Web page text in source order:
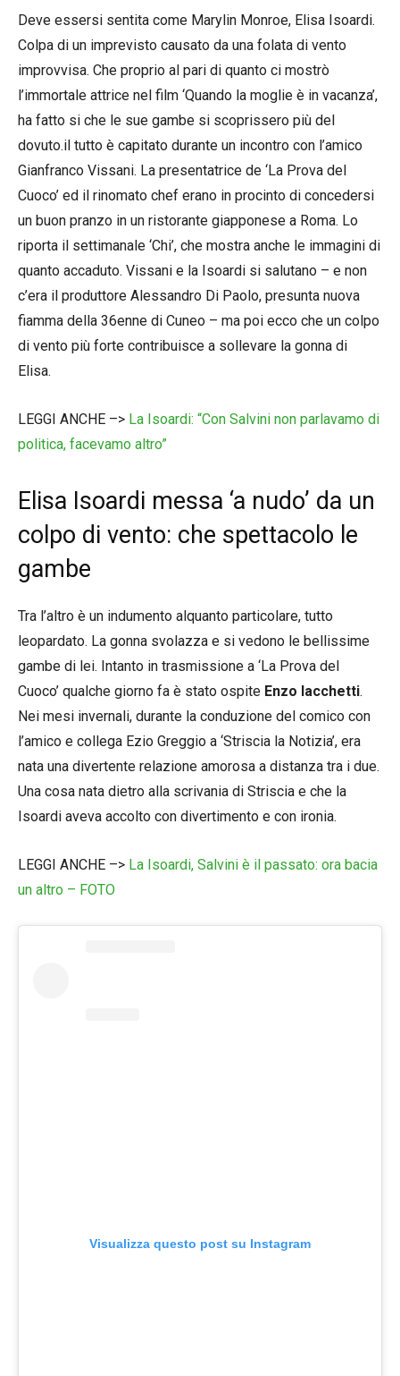
Deve essersi sentita come Marylin Monroe, Elisa Isoardi.
Colpa di un imprevisto causato da una folata di vento
improvvisa. Che proprio al pari di quanto ci mostrò
l’immortale attrice nel film ‘Quando la moglie è in vacanza’,
ha fatto si che le sue gambe si scoprissero più del
dovuto.il tutto è capitato durante un incontro con l’amico
Gianfranco Vissani. La presentatrice de ‘La Prova del
Cuoco’ ed il rinomato chef erano in procinto di concedersi
un buon pranzo in un ristorante giapponese a Roma. Lo
riporta il settimanale ‘Chi’, che mostra anche le immagini di
quanto accaduto. Vissani e la Isoardi si salutano – e non
c’era il produttore Alessandro Di Paolo, presunta nuova
fiamma della 36enne di Cuneo – ma poi ecco che un colpo
di vento più forte contribuisce a sollevare la gonna di
Elisa.
LEGGI ANCHE –> La Isoardi: “Con Salvini non parlavamo di
politica, facevamo altro”
Elisa Isoardi messa ‘a nudo’ da un
colpo di vento: che spettacolo le
gambe
Tra l’altro è un indumento alquanto particolare, tutto
leopardato. La gonna svolazza e si vedono le bellissime
gambe di lei. Intanto in trasmissione a ‘La Prova del
Cuoco’ qualche giorno fa è stato ospite Enzo Iacchetti.
Nei mesi invernali, durante la conduzione del comico con
l’amico e collega Ezio Greggio a ‘Striscia la Notizia’, era
nata una divertente relazione amorosa a distanza tra i due.
Una cosa nata dietro alla scrivania di Striscia e che la
Isoardi aveva accolto con divertimento e con ironia.
LEGGI ANCHE –> La Isoardi, Salvini è il passato: ora bacia
un altro – FOTO
Visualizza questo post su Instagram